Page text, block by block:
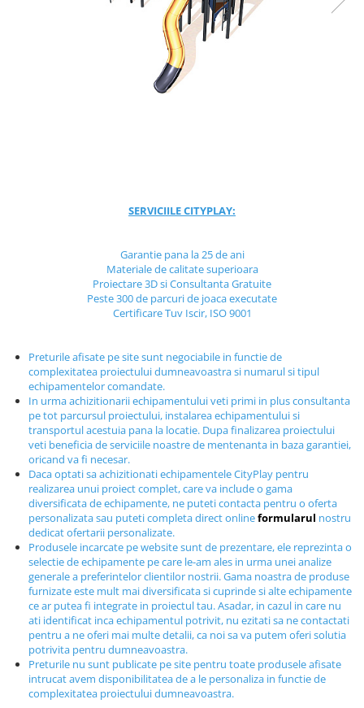
Trasee Ninja
Echipamente fitness
Mese de jocuri
MOBILIER URBAN
Garduri/Imprejmuiri
Cosuri de gunoi
Panouri pentru informare/Marcaje
Foisoare si pergole
Rastel Biciclete
Banci
SERVICIILE CITYPLAY:
Garantie pana la 25 de ani
Materiale de calitate superioara
Proiectare 3D si Consultanta Gratuite
Peste 300 de parcuri de joaca executate
Certificare Tuv Iscir, ISO 9001
Preturile afisate pe site sunt negociabile in functie de
complexitatea proiectului dumneavoastra si numarul si tipul
echipamentelor comandate.
In urma achizitionarii echipamentului veti primi in plus consultanta
pe tot parcursul proiectului, instalarea echipamentului si
transportul acestuia pana la locatie. Dupa finalizarea proiectului
veti beneficia de serviciile noastre de mentenanta in baza garantiei,
oricand va fi necesar.
Daca optati sa achizitionati echipamentele CityPlay pentru
realizarea unui proiect complet, care va include o gama
diversificata de echipamente, ne puteti contacta pentru o oferta
personalizata sau puteti completa direct onlineformularul nostru
dedicat ofertarii personalizate.
Produsele incarcate pe website sunt de prezentare, ele reprezinta o
selectie de echipamente pe care le-am ales in urma unei analize
generale a preferintelor clientilor nostrii. Gama noastra de produse
furnizate este mult mai diversificata si cuprinde si alte echipamente
ce ar putea fi integrate in proiectul tau. Asadar, in cazul in care nu
ati identificat inca echipamentul potrivit, nu ezitati sa ne contactati
pentru a ne oferi mai multe detalii, ca noi sa va putem oferi solutia
potrivita pentru dumneavoastra.
Preturile nu sunt publicate pe site pentru toate produsele afisate
intrucat avem disponibilitatea de a le personaliza in functie de
complexitatea proiectului dumneavoastra.